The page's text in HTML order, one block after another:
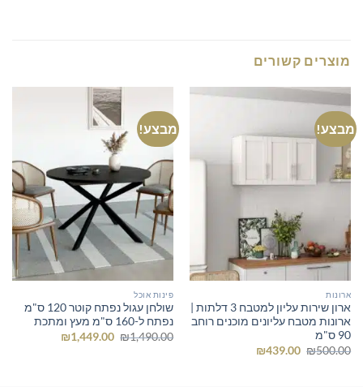
מוצרים קשורים
מבצע!
ארונות
ארון שירות עליון למטבח 3 דלתות |
ארונות מטבח עליונים מוכנים רוחב
90 ס"מ
₪500.00
המחיר ₪439.00
המחיר
מבצע!
פינות אוכל
שולחן עגול נפתח קוטר 120 ס"מ
נפתח ל-160 ס"מ מעץ ומתכת
₪1,490.00
המחיר
₪1,449.00
המחיר